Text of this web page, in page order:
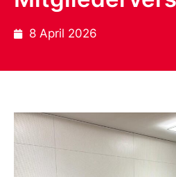
8 April 2026